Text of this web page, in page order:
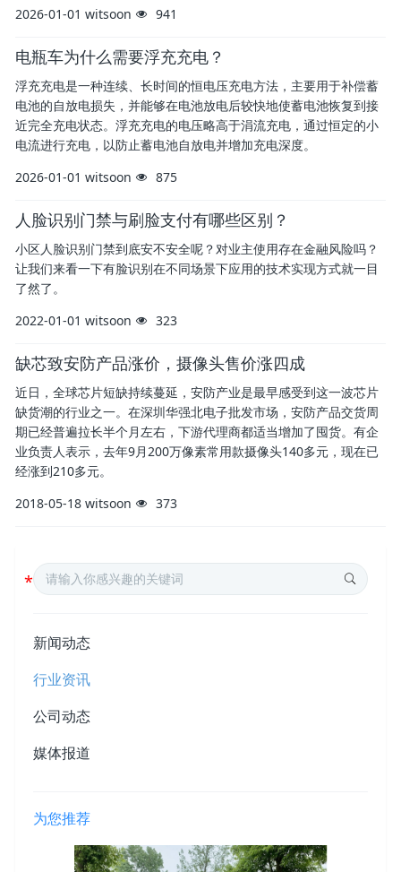
2026-01-01 witsoon 941
电瓶车为什么需要浮充充电？
浮充充电是一种连续、长时间的恒电压充电方法，主要用于补偿蓄
电池的自放电损失，并能够在电池放电后较快地使蓄电池恢复到接
近完全充电状态‌。浮充充电的电压略高于涓流充电，通过恒定的小
电流进行充电，以防止蓄电池自放电并增加充电深度。‌
2026-01-01 witsoon 875
人脸识别门禁与刷脸支付有哪些区别？
小区人脸识别门禁到底安不安全呢？对业主使用存在金融风险吗？
让我们来看一下有脸识别在不同场景下应用的技术实现方式就一目
了然了。
2022-01-01 witsoon 323
缺芯致安防产品涨价，摄像头售价涨四成
近日，全球芯片短缺持续蔓延，安防产业是最早感受到这一波芯片
缺货潮的行业之一。在深圳华强北电子批发市场，安防产品交货周
期已经普遍拉长半个月左右，下游代理商都适当增加了囤货。有企
业负责人表示，去年9月200万像素常用款摄像头140多元，现在已
经涨到210多元。
2018-05-18 witsoon 373
新闻动态
行业资讯
公司动态
媒体报道
为您推荐